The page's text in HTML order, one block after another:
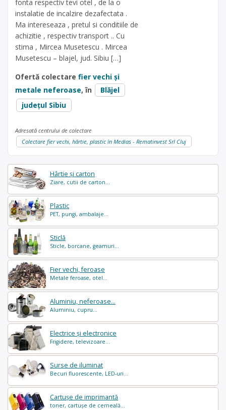
Hârtie și carton
Ziare, cutii de carton...
Plastic
PET, pungi, ambalaje...
Sticlă
Sticle, borcane, geamuri...
Fier vechi, feroase
Metale feroase, otel...
Aluminiu, neferoase...
Aluminiu, cupru...
Electrice și electronice
Frigidere, televizoare...
Surse de iluminat
Becuri fluorescente, LED-uri...
Cartușe de imprimantă
toner, cartușe de cerneală...
fonta respectiv tevi otel , de la o
instalatie de incalzire dezafectata .
Ma intereseaza , pretul si conditiile de
achizitie , respectiv transport .. Cu
stima , Mircea Musetescu . Mircea
Musetescu – blajel, jud. Sibiu […]
Ofertă colectare fier vechi și
metale neferoase, în
Blăjel
județul Sibiu
Adresată centrului de colectare
Colectare fier vechi, hârtie, plastic în Medias - Rematinvest Srl Cluj